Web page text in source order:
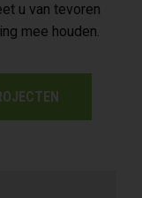
u van tevoren
mee houden.